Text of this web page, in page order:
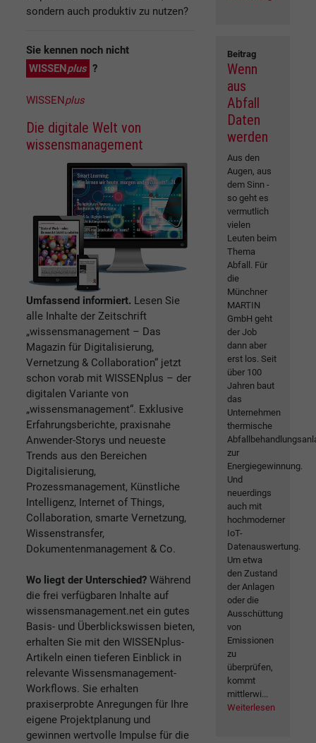
sondern auch produktiv zu nutzen?
Sie kennen noch nicht
WISSENplus ?
WISSENplus
Die digitale Welt von
wissensmanagement
Umfassend informiert. Lesen Sie
alle Inhalte der Zeitschrift
„wissensmanagement – Das
Magazin für Digitalisierung,
Vernetzung & Collaboration“ jetzt
schon vorab mit WISSENplus – der
digitalen Variante von
„wissensmanagement“. Exklusive
Erfahrungsberichte, praxisnahe
Anwender-Storys und neueste
Trends aus den Bereichen
Digitalisierung,
Prozessmanagement, Künstliche
Intelligenz, Internet of Things,
Collaboration, smarte Vernetzung,
Wissenstransfer,
Dokumentenmanagement & Co.
Wo liegt der Unterschied? Während
die frei verfügbaren Inhalte auf
wissensmanagement.net ein gutes
Basis- und Überblickswissen bieten,
erhalten Sie mit den WISSENplus-
Artikeln einen tieferen Einblick in
relevante Wissensmanagement-
Workflows. Sie erhalten
praxiserprobte Anregungen für Ihre
eigene Projektplanung und
gewinnen wertvolle Impulse für die
Beitrag
Wenn
aus
Abfall
Daten
werden
Aus den
Augen, aus
dem Sinn -
so geht es
vermutlich
vielen
Leuten beim
Thema
Abfall. Für
die
Münchner
MARTIN
GmbH geht
der Job
dann aber
erst los. Seit
über 100
Jahren baut
das
Unternehmen
thermische
zur
Energiegewinnung.
Und
neuerdings
auch mit
hochmoderner
IoT-
Datenauswertung.
Um etwa
den Zustand
der Anlagen
oder die
Ausschüttung
von
Emissionen
zu
überprüfen,
kommt
mittlerwi...
Weiterlesen